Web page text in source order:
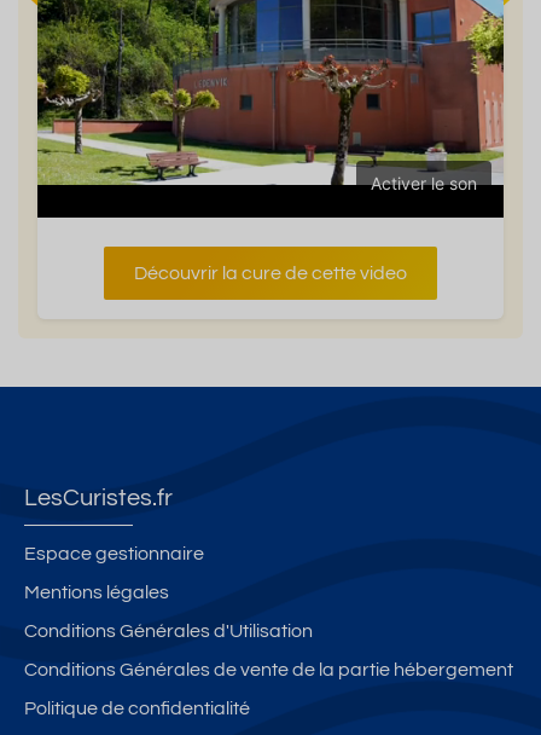
Activer le son
Découvrir la cure de cette video
LesCuristes.fr
Espace gestionnaire
Mentions légales
Conditions Générales d'Utilisation
Conditions Générales de vente de la partie hébergement
Politique de confidentialité